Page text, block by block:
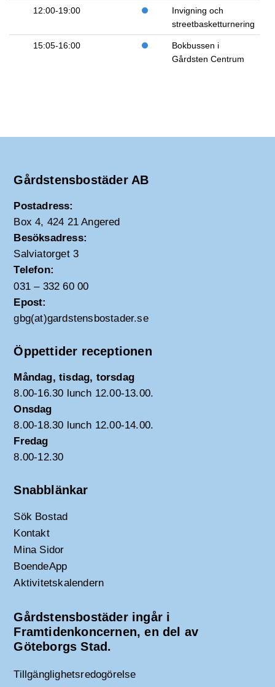
12:00-19:00
Invigning och
streetbasketturnering
15:05-16:00
Bokbussen i
Gårdsten Centrum
Gårdstensbostäder AB
Postadress:
Box 4, 424 21 Angered
Besöksadress:
Salviatorget 3
Telefon:
031 – 332 60 00
Epost:
gbg(at)gardstensbostader.se
Öppettider receptionen
Måndag, tisdag, torsdag
8.00-16.30 lunch 12.00-13.00.
Onsdag
8.00-18.30 lunch 12.00-14.00.
Fredag
8.00-12.30
Snabblänkar
Sök Bostad
Kontakt
Mina Sidor
BoendeApp
Aktivitetskalendern
Gårdstensbostäder ingår i
Framtidenkoncernen, en del av
Göteborgs Stad.
Tillgänglighetsredogörelse